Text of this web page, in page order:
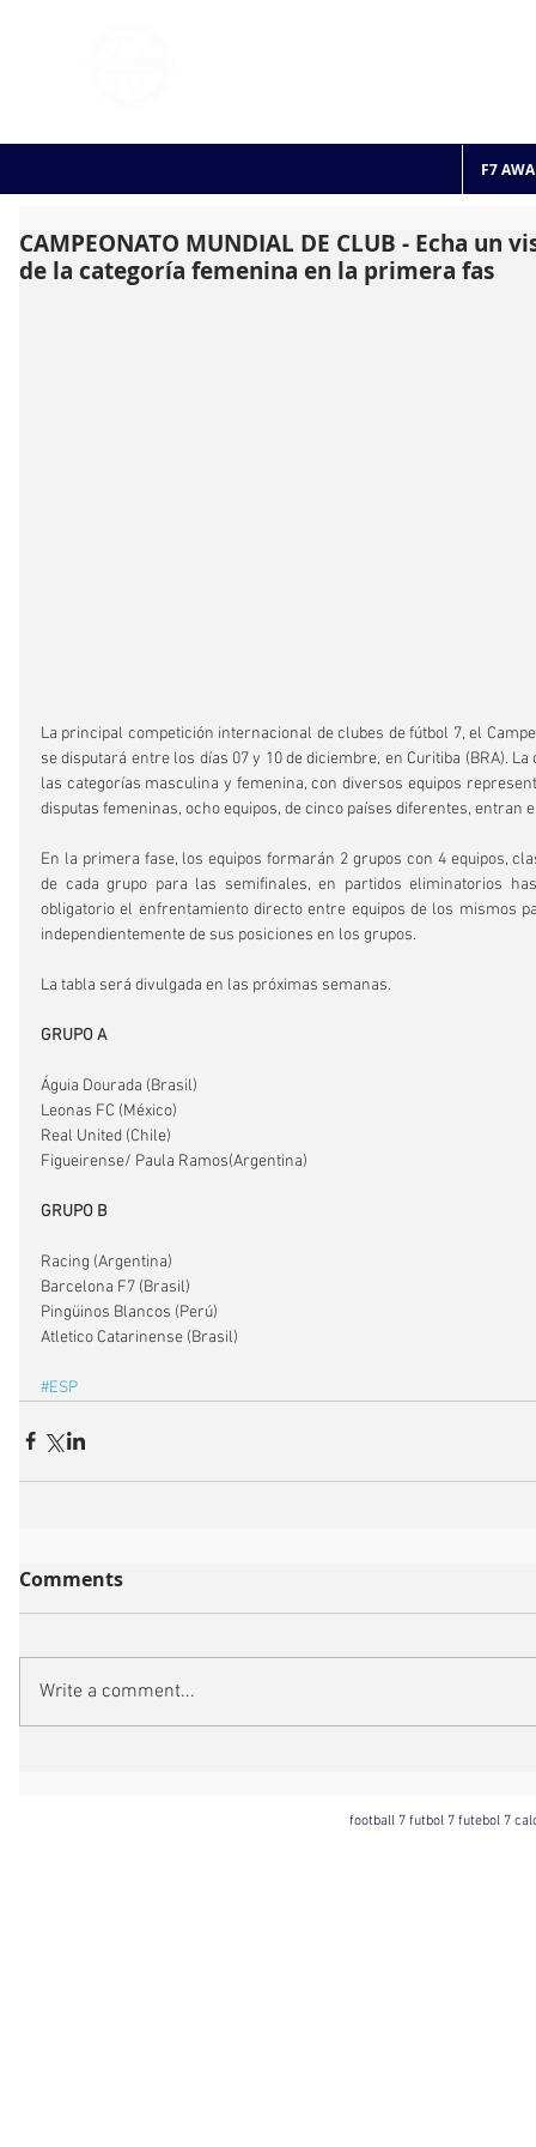
F7
CAMPEONATO MUNDIAL DE CLUB - Echa un
de la categoría femenina en la primera fas
La principal competición internacional de clubes de fútbol 7, el
se disputará entre los días 07 y 10 de diciembre, en Curitiba (BRA).
las categorías masculina y femenina, con diversos equipos
disputas femeninas, ocho equipos, de cinco países diferentes, entran
En la primera fase, los equipos formarán 2 grupos con 4 equipos,
de cada grupo para las semifinales, en partidos eliminatorios
obligatorio el enfrentamiento directo entre equipos de los mismos
independientemente de sus posiciones en los grupos.
La tabla será divulgada en las próximas semanas.
GRUPO A
Águia Dourada (Brasil)
Leonas FC (México)
Real United (Chile)
Figueirense/ Paula Ramos(Argentina)
GRUPO B
Racing (Argentina)
Barcelona F7 (Brasil)
Pingüinos Blancos (Perú)
Atletico Catarinense (Brasil)
#ESP
Comments
Write a comment...
football 7 futbol 7 futebol 7